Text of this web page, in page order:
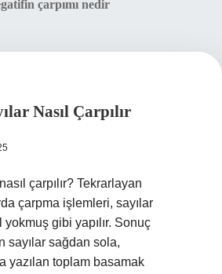
çarpımı nedir
Nasıl Çarpılır
çarpılır? Tekrarlayan
çarpma işlemleri, sayılar
yokmuş gibi yapılır. Sonuç
sayılar sağdan sola,
yazılan toplam basamak